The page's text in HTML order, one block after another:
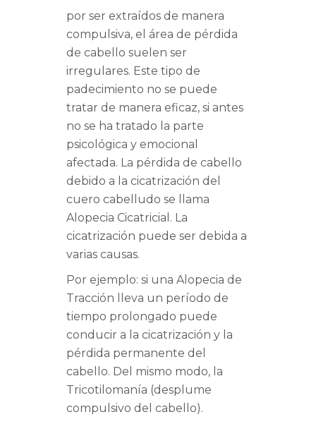
por ser extraídos de manera
compulsiva, el área de pérdida
de cabello suelen ser
irregulares. Este tipo de
padecimiento no se puede
tratar de manera eficaz, si antes
no se ha tratado la parte
psicológica y emocional
afectada. La pérdida de cabello
debido a la cicatrización del
cuero cabelludo se llama
Alopecia Cicatricial. La
cicatrización puede ser debida a
varias causas.
Por ejemplo: si una Alopecia de
Tracción lleva un período de
tiempo prolongado puede
conducir a la cicatrización y la
pérdida permanente del
cabello. Del mismo modo, la
Tricotilomanía (desplume
compulsivo del cabello).